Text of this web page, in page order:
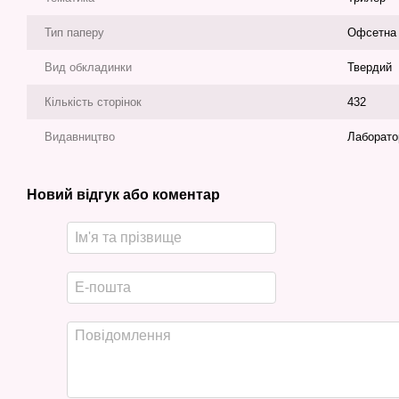
Тип паперу Офсетна
Вид обкладинки Твердий
Кількість сторінок 432
Видавництво
Новий відгук або коментар